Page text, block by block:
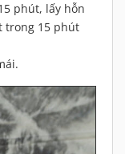
phút, lấy hỗn
trong 15 phút